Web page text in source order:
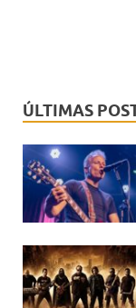
ÚLTIMAS